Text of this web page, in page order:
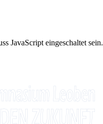
JavaScript eingeschaltet sein.